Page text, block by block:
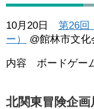
10月20日 第26回
ー）
@館林市文化
内容 ボードゲー
北関東冒険企